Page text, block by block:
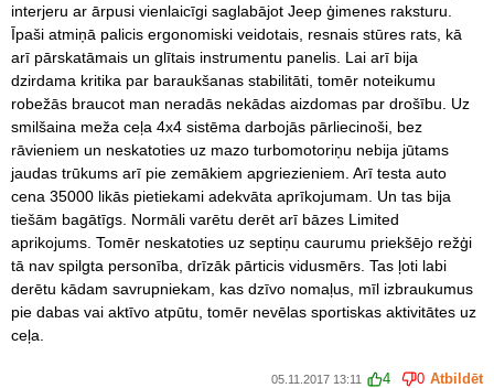
interjeru ar ārpusi vienlaicīgi saglabājot Jeep ģimenes raksturu.
Īpaši atmiņā palicis ergonomiski veidotais, resnais stūres rats, kā
arī pārskatāmais un glītais instrumentu panelis. Lai arī bija
dzirdama kritika par baraukšanas stabilitāti, tomēr noteikumu
robežās braucot man neradās nekādas aizdomas par drošību. Uz
smilšaina meža ceļa 4x4 sistēma darbojās pārliecinoši, bez
rāvieniem un neskatoties uz mazo turbomotoriņu nebija jūtams
jaudas trūkums arī pie zemākiem apgriezieniem. Arī testa auto
cena 35000 likās pietiekami adekvāta aprīkojumam. Un tas bija
tiešām bagātīgs. Normāli varētu derēt arī bāzes Limited
aprikojums. Tomēr neskatoties uz septiņu caurumu priekšējo režģi
tā nav spilgta personība, drīzāk pārticis vidusmērs. Tas ļoti labi
derētu kādam savrupniekam, kas dzīvo nomaļus, mīl izbraukumus
pie dabas vai aktīvo atpūtu, tomēr nevēlas sportiskas aktivitātes uz
ceļa.
05.11.2017 13:11 4 0 Atbildēt